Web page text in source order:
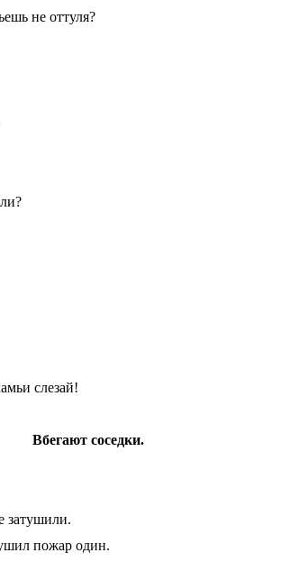
не оттуля?
слезай!
Вбегают соседки.
затушили.
пожар один.